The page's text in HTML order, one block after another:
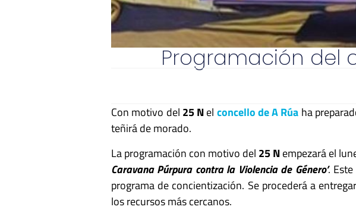
Programación del
Con motivo del 25 Nel concello de A Rúa ha
teñirá de morado.
La programación con motivo del 25 Nempezará el
Caravana Púrpura contra la Violencia de Género’.
programa de concientización. Se procederá a
los recursos más cercanos.